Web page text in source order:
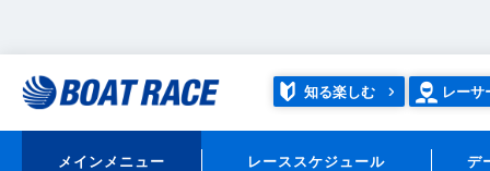
知る楽しむ レーサ
メインメニュー レーススケジュール デ